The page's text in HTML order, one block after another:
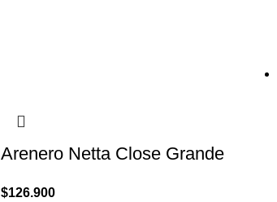
Arenero Netta Close Grande
$126.900